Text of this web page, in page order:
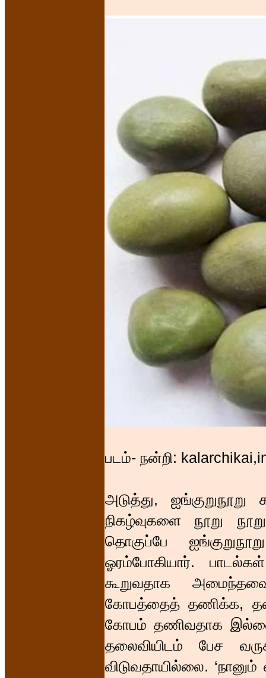
படம்- நன்றி:
அடுத்து,
நிகழ்வுகளை நூறு
தொகுப்பே
ஓரம்போகியார்.
கூறுவதாக
கோபத்தைத் தணிக்க,
கோபம் தணிவதாக
தலைவியிடம் பேச
விடுவதாயில்லை.